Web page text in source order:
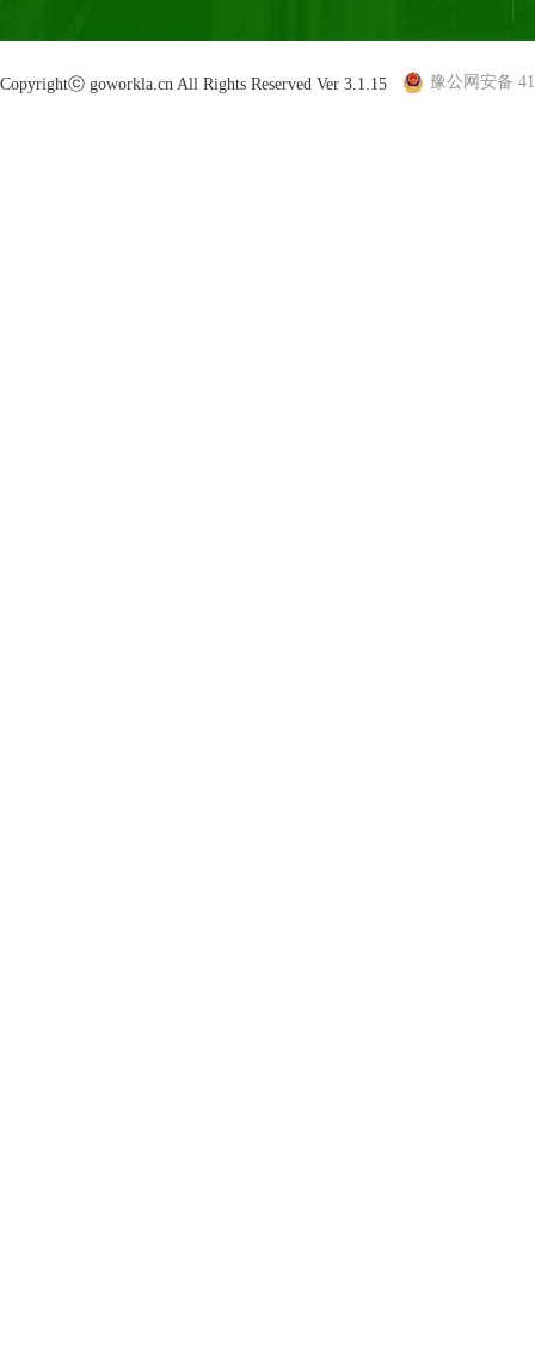
Copyrightⓒ goworkla.cn All Rights Reserved Ver 3.1.15 豫公网安备